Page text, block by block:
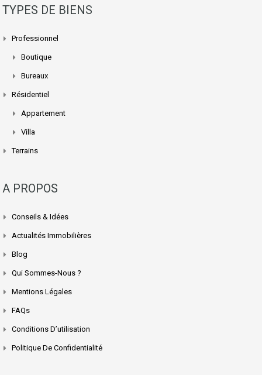
TYPES DE BIENS
Professionnel
Boutique
Bureaux
Résidentiel
Appartement
Villa
Terrains
A PROPOS
Conseils & Idées
Actualités Immobilières
Blog
Qui Sommes-Nous ?
Mentions Légales
FAQs
Conditions D’utilisation
Politique De Confidentialité